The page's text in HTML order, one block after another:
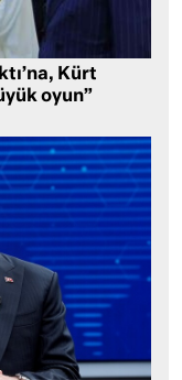
Kürt
oyun”